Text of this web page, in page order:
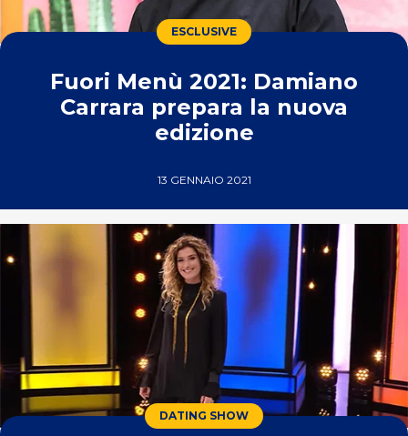
ESCLUSIVE
Fuori Menù 2021: Damiano
Carrara prepara la nuova
edizione
13 GENNAIO 2021
DATING SHOW